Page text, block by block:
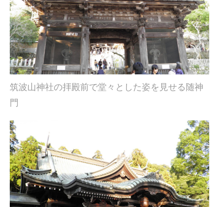
筑波山神社の拝殿前で堂々とした姿を見せる随神
門